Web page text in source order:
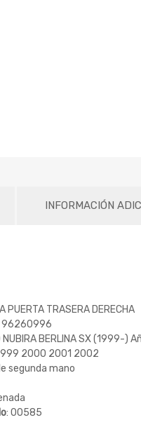
INFORMACIÓN
PUERTA TRASERA DERECHA
96260996
NUBIRA BERLINA SX (1999-)
2000 2001 2002
segunda mano
: 00585